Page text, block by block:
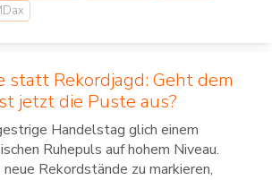
statt Rekordjagd: Geht dem
jetzt die Puste aus?
Handelstag glich einem
Ruhepuls auf hohem Niveau.
neue Rekordstände zu markieren,